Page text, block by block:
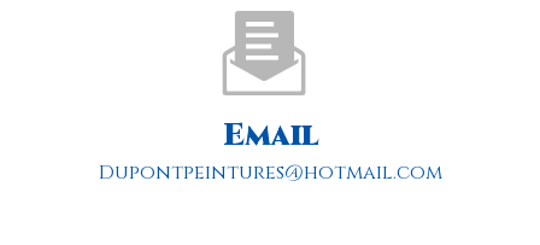
Email
dupontpeintures@hotmail.com